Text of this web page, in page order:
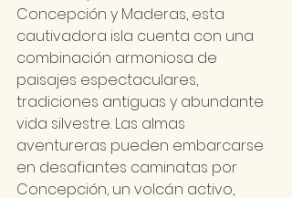
Concepción y Maderas, esta
cautivadora isla cuenta con una
combinación armoniosa de
paisajes espectaculares,
tradiciones antiguas y abundante
vida silvestre. Las almas
aventureras pueden embarcarse
en desafiantes caminatas por
Concepción, un volcán activo,